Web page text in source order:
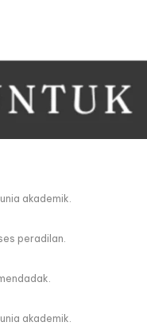
akademik.
peradilan.
akademik.